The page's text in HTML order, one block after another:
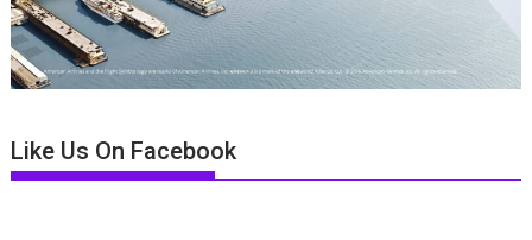
Like Us On Facebook